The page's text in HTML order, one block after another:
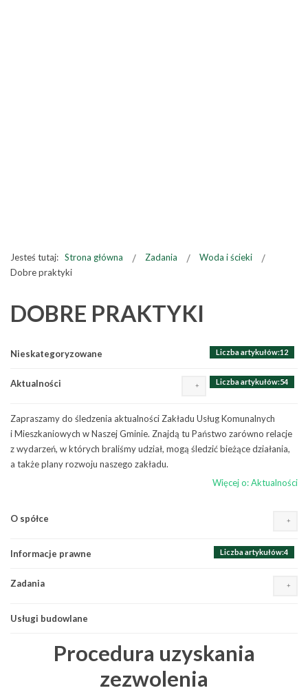
Jesteś tutaj: Strona główna Zadania
Woda i ścieki
Dobre praktyki
DOBRE PRAKTYKI
Nieskategoryzowane Liczba artykułów:12
Aktualności Liczba artykułów:54
Zapraszamy do śledzenia aktualności Zakładu Usług Komunalnych
i Mieszkaniowych w Naszej Gminie. Znajdą tu Państwo zarówno relacje
z wydarzeń, w których braliśmy udział, mogą śledzić bieżące działania,
a także plany rozwoju naszego zakładu.
Więcej o: Aktualności
Wydarzenia, osiągnięcia, inicjatywy
Plany i zamierzenia Liczba artykułów:1
Komunikaty, awarie i wyłączenia
O spółce
Działalność
własność Gminy Terespol
poprzez prowadzenie
działalności usługowej na
Informacje prawne Liczba artykułów:4
Zadania
Woda i ścieki
Usługi budowlane
Procedura uzyskania
zezwolenia